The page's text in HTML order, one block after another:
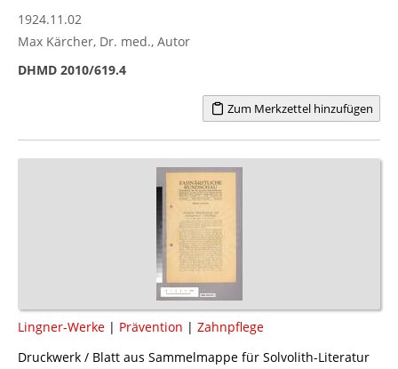
1924.11.02
Max Kärcher, Dr. med., Autor
DHMD 2010/619.4
Zum Merkzettel hinzufügen
Lingner-Werke | Prävention | Zahnpflege
Druckwerk / Blatt aus Sammelmappe für Solvolith-Literatur